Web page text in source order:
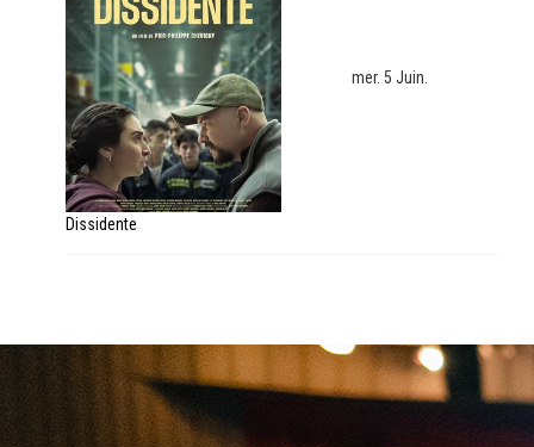
Dissidente
mer. 5 Juin.